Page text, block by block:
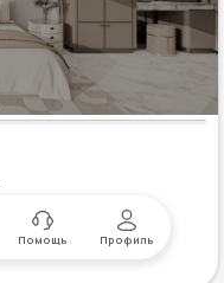
Помощь Профиль